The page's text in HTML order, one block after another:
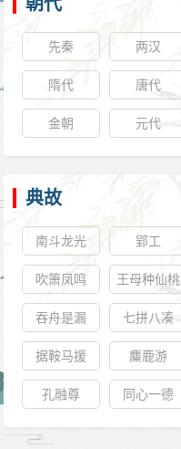
先秦 两汉
隋代 唐代
金朝 元代
典故
南斗龙光 郢工
吹箫凤鸣 王母种仙桃
吞舟是漏 七拼八凑
据鞍马援 麋鹿游
孔融尊 同心一德